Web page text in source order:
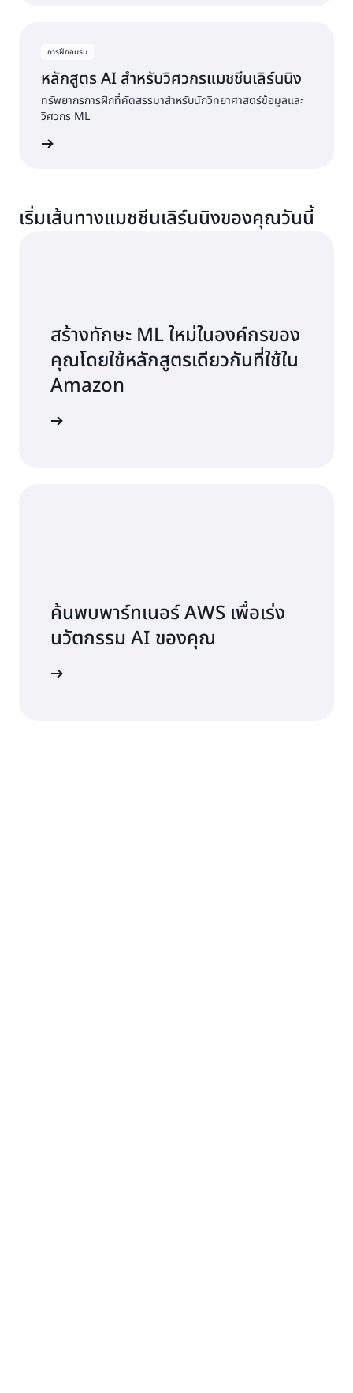
การฝึกอบรม
หลักสูตร AI สำหรับวิศวกรแมชชีนเลิร์นนิง
ทรัพยากรการฝึกที่คัดสรรมาสำหรับนักวิทยาศาสตร์ข้อมูลและ
วิศวกร ML
เริ่มเส้นทางแมชชีนเลิร์นนิงของคุณวันนี้
สร้างทักษะ ML ใหม่ในองค์กรของ
คุณโดยใช้หลักสูตรเดียวกันที่ใช้ใน
Amazon
ค้นพบพาร์ทเนอร์ AWS เพื่อเร่ง
นวัตกรรม AI ของคุณ